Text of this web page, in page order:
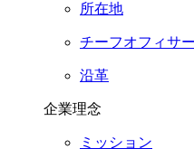
所在地
チーフオフィサ
沿革
企業理念
ミッション